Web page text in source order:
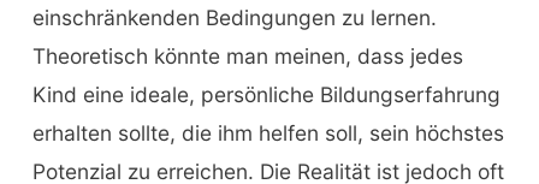
einschränkenden Bedingungen zu lernen.
Theoretisch könnte man meinen, dass jedes
Kind eine ideale, persönliche Bildungserfahrung
erhalten sollte, die ihm helfen soll, sein höchstes
Potenzial zu erreichen. Die Realität ist jedoch oft